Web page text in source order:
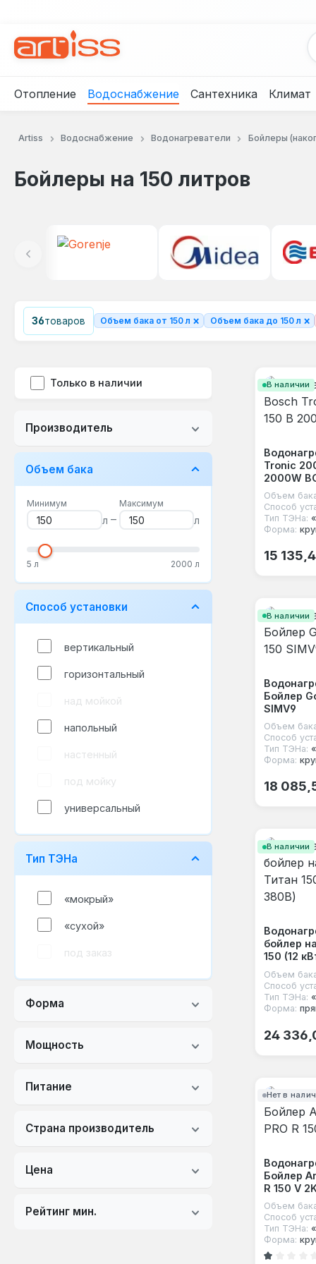
Отопление Водоснабжение Сантехника Климат
Artiss Водоснабжение Водонагреватели Бойлеры
Бойлеры на 150 литров
36товаров Объем бака от 150 л × Объем бака до 150 л ×
Только в наличии
Производитель
Объем бака
Минимум
л –
Максимум
л
5 л 2000 л
Способ установки
вертикальный
горизонтальный
над мойкой
напольный
настенный
под мойку
универсальный
Тип ТЭНа
«мокрый»
«сухой»
под заказ
Форма
Мощность
Питание
Страна производитель
Цена
Рейтинг мин.
В наличии
Tronic
2000W
Объем
Способ
Тип ТЭНа:
Форма:
Обычная
15
В наличии
Бойлер
SIMV9
Объем
Способ
Тип ТЭНа:
Форма:
Обычная
18
В наличии
бойлер
150 (12
Объем
Способ
Тип ТЭНа:
Форма:
Обычная
24
Нет в
Бойлер
R 150 V
Объем
Способ
Тип ТЭНа:
Форма:
Средний